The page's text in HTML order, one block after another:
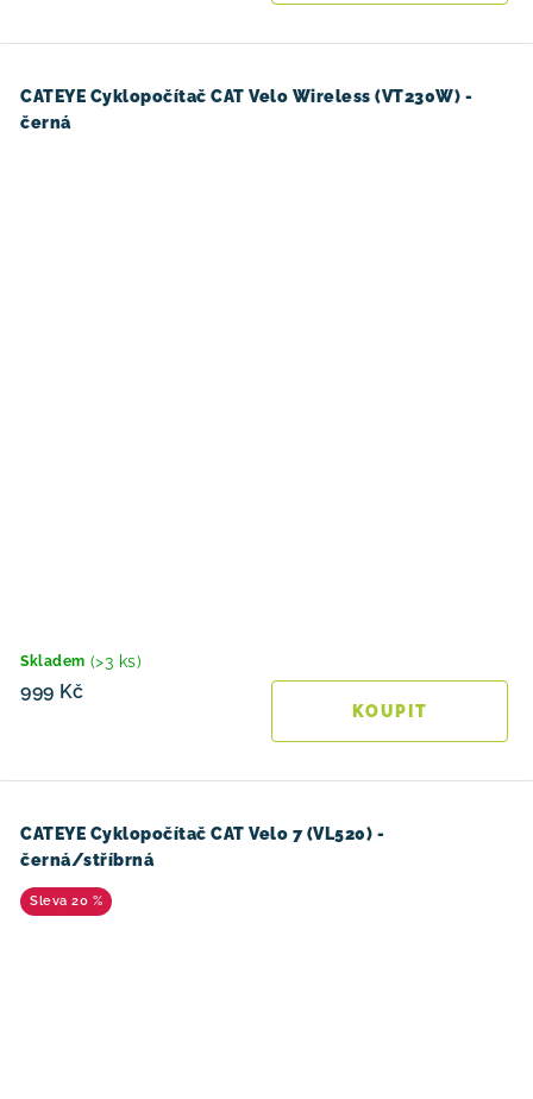
CATEYE Cyklopočítač CAT Velo Wireless (VT230W) -
černá
Skladem (>3 ks)
999 Kč
CATEYE Cyklopočítač CAT Velo 7 (VL520) -
černá/stříbrná
20 %